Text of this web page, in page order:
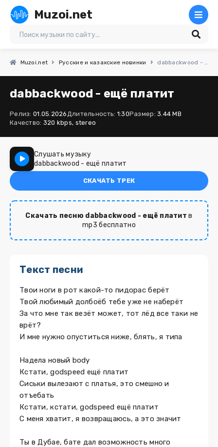
Muzoi.net
Muzoi.net Русские и казахские новинки dabbackwood - ещё платит
dabbackwood - ещё платит
Релиз: 01.05.2026Длительность: 1:30Размер: 3.44 MB
Качество: 320 kbps, stereo
Слушать музыку
dabbackwood - ещё платит
СКАЧАТЬ ТРЕК
Скачать песню dabbackwood - ещё платит в
mp3 бесплатно
Текст песни
Твои ноги в рот какой-то пидорас берёт
Твой любимый долбоёб тебе уже не наберёт
За что мне так везёт может, тот лёд все таки не
врёт?
И мне нужно опуститься ниже, блять, я типа
Надела новый body
Кстати, godspeed ещё платит
Сиськи вылезают с платья, это смешно и
отъебать
Кстати, кстати, godspeed ещё платит
С меня хватит, я возвращаюсь, а это значит
Ты в Дубае, бате дал возможность много